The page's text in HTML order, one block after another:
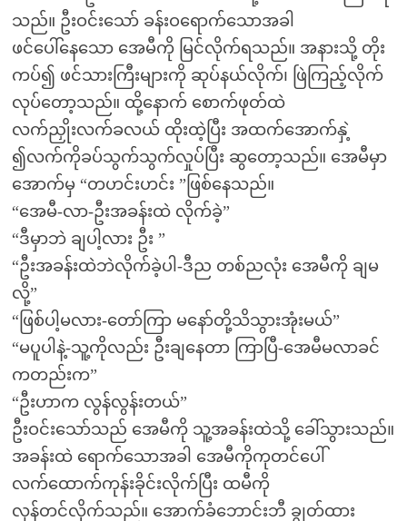
သည်။ ဦးဝင်းသော် ခန်းဝရောက်သောအခါ
ဖင်ပေါ်နေသော အေမီကို မြင်လိုက်ရသည်။ အနားသို့ တိုး
ကပ်၍ ဖင်သားကြီးများကို ဆုပ်နယ်လိုက်၊ ဖြဲကြည့်လိုက်
လုပ်တော့သည်။ ထို့နောက် စောက်ဖုတ်ထဲ
လက်ညှိုးလက်ခလယ် ထိုးထဲ့ပြီး အထက်အောက်နှဲ့
၍လက်ကိုခပ်သွက်သွက်လှုပ်ပြီး ဆွတော့သည်။ အေမီမှာ
အောက်မှ “တဟင်းဟင်း ”ဖြစ်နေသည်။
“အေမီ-လာ-ဦးအခန်းထဲ လိုက်ခဲ့”
“ဒီမှာဘဲ ချပါ့လား ဦး ”
“ဦးအခန်းထဲဘဲလိုက်ခဲ့ပါ-ဒီည တစ်ညလုံး အေမီကို ချမ
လို့”
“ဖြစ်ပါ့မလား-တော်ကြာ မနော်တို့သိသွားအုံးမယ်”
“မပူပါနဲ့-သူ့ကိုလည်း ဦးချနေတာ ကြာပြီ-အေမီမလာခင်
ကတည်းက”
“ဦးဟာက လွန်လွန်းတယ်”
ဦးဝင်းသော်သည် အေမီကို သူ့အခန်းထဲသို့ ခေါ်သွားသည်။
အခန်းထဲ ရောက်သောအခါ အေမီကိုကုတင်ပေါ်
လက်ထောက်ကုန်းခိုင်းလိုက်ပြီး ထမီကို
လှန်တင်လိုက်သည်။ အောက်ခံဘောင်းဘီ ချွတ်ထား